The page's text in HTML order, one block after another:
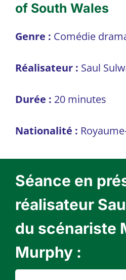
of South Wales
Genre : Comédie
Réalisateur : Saul
Durée : 20 minutes
Nationalité :
Séance en
réalisateur
du scénariste
Murphy :